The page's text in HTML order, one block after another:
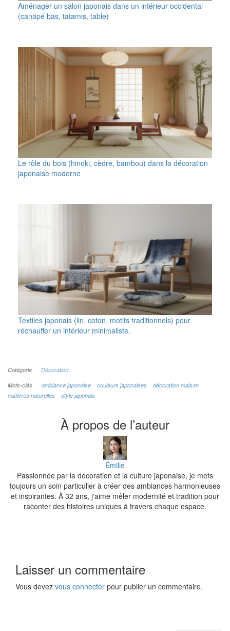
Aménager un salon japonais dans un intérieur occidental
(canapé bas, tatamis, table)
Le rôle du bois (hinoki, cèdre, bambou) dans la décoration
japonaise moderne
Textiles japonais (lin, coton, motifs traditionnels) pour
réchauffer un intérieur minimaliste.
Catégorie
Décoration
Mots-clés
ambiance japonaise couleurs japonaises
décoration maison
matières naturelles
style japonais
À propos de l’auteur
Émilie
Passionnée par la décoration et la culture japonaise, je mets
toujours un soin particulier à créer des ambiances harmonieuses
et inspirantes. À 32 ans, j'aime mêler modernité et tradition pour
raconter des histoires uniques à travers chaque espace.
Laisser un commentaire
Vous devez vous connecter pour publier un commentaire.